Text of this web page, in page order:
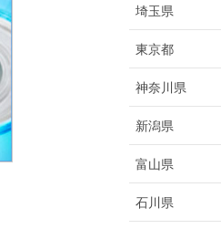
埼玉県
東京都
神奈川県
新潟県
富山県
石川県